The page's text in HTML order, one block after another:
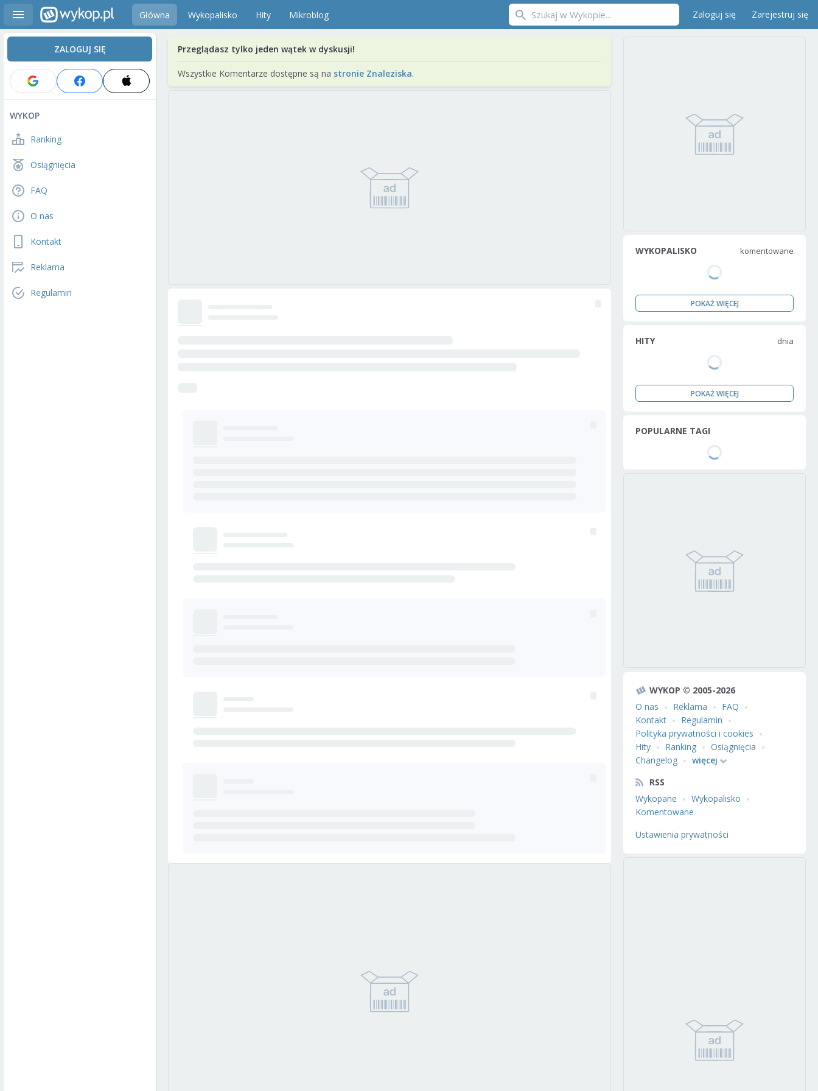
Główna Wykopalisko Hity Mikroblog Zaloguj się Zarejestruj się
ZALOGUJ SIĘ
WYKOP
Ranking
Osiągnięcia
FAQ
O nas
Kontakt
Reklama
Regulamin
Przeglądasz tylko jeden wątek w dyskusji!
Wszystkie Komentarze dostępne są na stronie Znaleziska.
WYKOPALISKO komentowane
POKAŻ WIĘCEJ
HITY dnia
POKAŻ WIĘCEJ
POPULARNE TAGI
WYKOP © 2005-2026
O nas
Reklama
FAQ
Kontakt
Regulamin
Polityka prywatności i cookies
Hity
Ranking
Osiągnięcia
Changelog
więcej
RSS
Wykopane
Wykopalisko
Komentowane
Ustawienia prywatności